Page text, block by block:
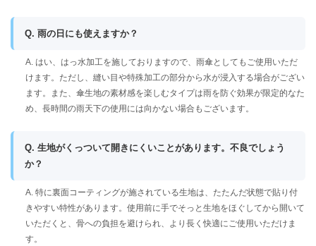
Q. 雨の日にも使えますか？
A. はい、はっ水加工を施しておりますので、雨傘としてもご使用いただ
けます。ただし、縫い目や特殊加工の部分から水が浸入する場合がござい
ます。また、傘生地の素材感を楽しむタイプは雨を防ぐ効果が限定的なた
め、長時間の雨天下の使用には向かない場合もございます。
Q. 生地がくっついて開きにくいことがあります。不良でしょう
か？
A. 特に裏面コーティングが施されている生地は、たたんだ状態で貼り付
きやすい特性があります。使用前に手でそっと生地をほぐしてから開いて
いただくと、骨への負担を避けられ、より長く快適にご使用いただけま
す。